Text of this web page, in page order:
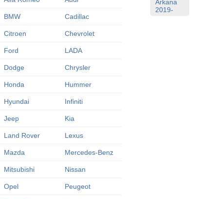
BMW Cadillac
Citroen Chevrolet
Ford LADA
Dodge Chrysler
Honda Hummer
Hyundai Infiniti
Jeep Kia
Land Rover Lexus
Mazda Mercedes-Benz
Mitsubishi Nissan
Opel Peugeot
Arkana
2019-